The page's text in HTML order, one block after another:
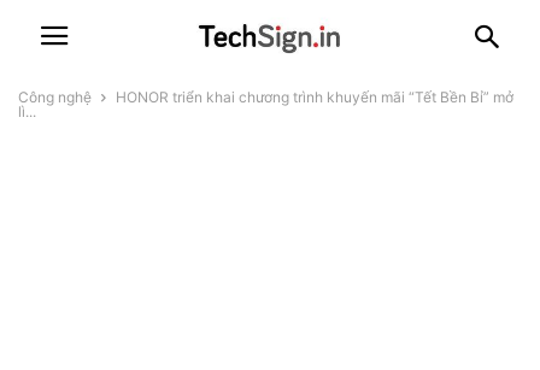
Công nghệ
HONOR triển khai chương trình khuyến mãi “Tết Bền Bỉ” mở
lì...